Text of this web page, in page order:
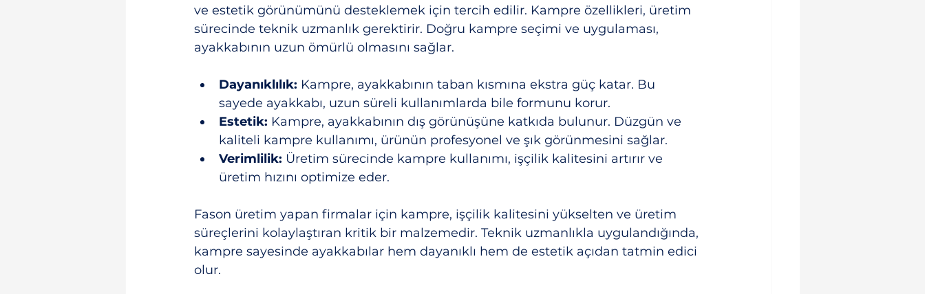
ve estetik görünümünü desteklemek için tercih edilir. Kampre özellikleri, üretim
sürecinde teknik uzmanlık gerektirir. Doğru kampre seçimi ve uygulaması,
ayakkabının uzun ömürlü olmasını sağlar.
Dayanıklılık: Kampre, ayakkabının taban kısmına ekstra güç katar. Bu
sayede ayakkabı, uzun süreli kullanımlarda bile formunu korur.
Estetik: Kampre, ayakkabının dış görünüşüne katkıda bulunur. Düzgün ve
kaliteli kampre kullanımı, ürünün profesyonel ve şık görünmesini sağlar.
Verimlilik: Üretim sürecinde kampre kullanımı, işçilik kalitesini artırır ve
üretim hızını optimize eder.
Fason üretim yapan firmalar için kampre, işçilik kalitesini yükselten ve üretim
süreçlerini kolaylaştıran kritik bir malzemedir. Teknik uzmanlıkla uygulandığında,
kampre sayesinde ayakkabılar hem dayanıklı hem de estetik açıdan tatmin edici
olur.